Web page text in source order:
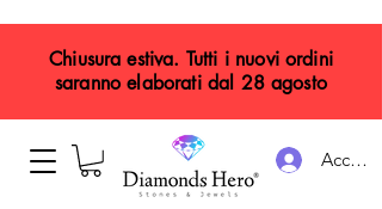
Accedi
Chiusura estiva. Tutti i nuovi ordini
saranno elaborati dal 28 agosto